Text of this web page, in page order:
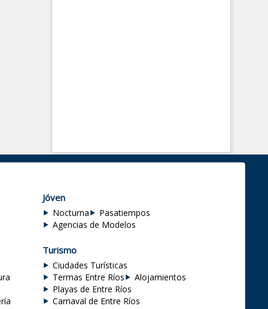
Jóven
Nocturna
Pasatiempos
Agencias de Modelos
Turismo
Ciudades Turísticas
Termas Entre Ríos
Alojamientos
Playas de Entre Ríos
Carnaval de Entre Ríos